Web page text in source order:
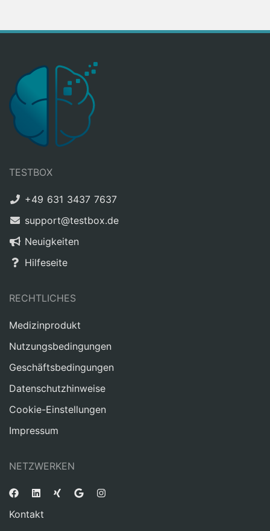
TESTBOX
+49 631 3437 7637
support@testbox.de
Neuigkeiten
Hilfeseite
RECHTLICHES
Medizinprodukt
Nutzungsbedingungen
Geschäftsbedingungen
Datenschutzhinweise
Cookie-Einstellungen
Impressum
NETZWERKEN
Kontakt